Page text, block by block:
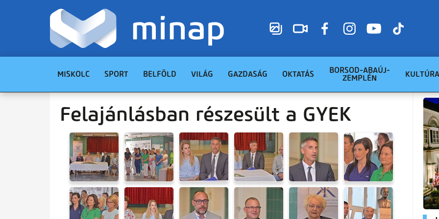
MISKOLC SPORT BELFÖLD VILÁG GAZDASÁG OKTATÁS
BORSOD-ABAÚJ-
ZEMPLÉN
KULTÚRA
Felajánlásban részesült a GYEK